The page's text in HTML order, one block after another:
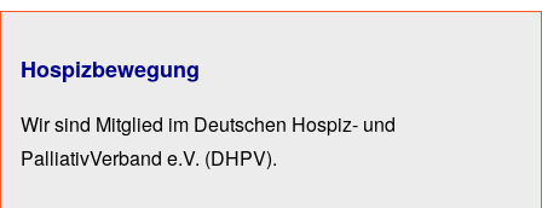
Hospizbewegung
Wir sind Mitglied im Deutschen Hospiz- und
PalliativVerband e.V. (DHPV).